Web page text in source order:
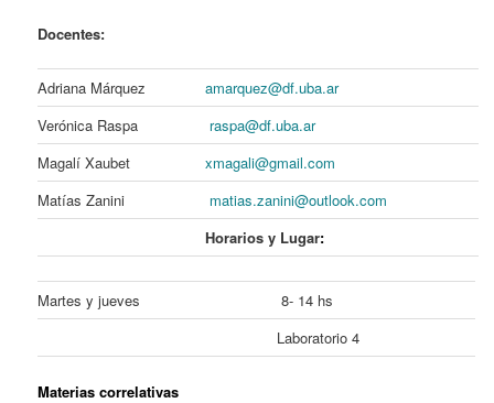
Docentes:
Adriana Márquez
amarquez@df.uba.ar
Verónica Raspa
raspa@df.uba.ar
Magalí Xaubet
xmagali@gmail.com
Matías Zanini
matias.zanini@outlook.com
Horarios y Lugar:
Martes y jueves
8- 14 hs
Laboratorio 4
Materias correlativas